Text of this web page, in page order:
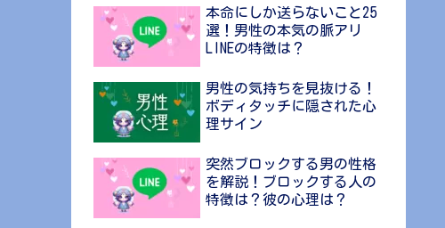
本命にしか送らないこと25
選！男性の本気の脈アリ
LINEの特徴は？
男性の気持ちを見抜ける！
ボディタッチに隠された心
理サイン
突然ブロックする男の性格
を解説！ブロックする人の
特徴は？彼の心理は？